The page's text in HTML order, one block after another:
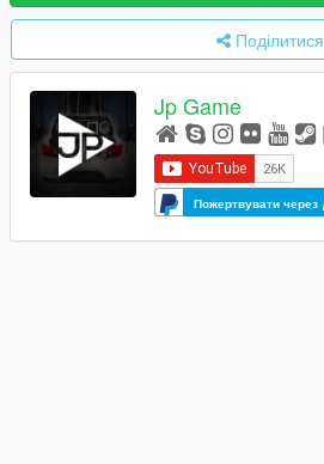
Поділитися
Jp Game
Пожертвувати через